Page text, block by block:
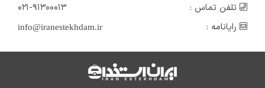
تلفن تماس :
۰۲۱-۹۱۳۰۰۰۱۳
رایانامه :
info@iranestekhdam.ir